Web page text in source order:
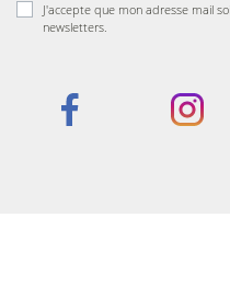
J'accepte que mon adresse mail
newsletters.